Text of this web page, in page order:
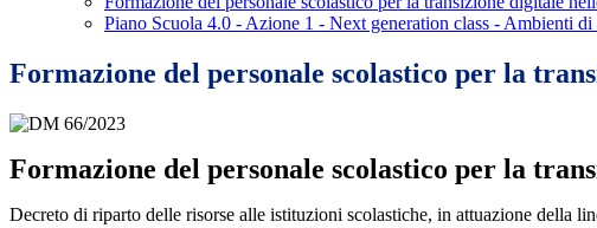
Piano Scuola 4.0 - Azione 1 - Next generation class - Ambienti
Formazione del personale scolastico per la
Formazione del personale scolastico per la
Decreto di riparto delle risorse alle istituzioni scolastiche, in attuazione della